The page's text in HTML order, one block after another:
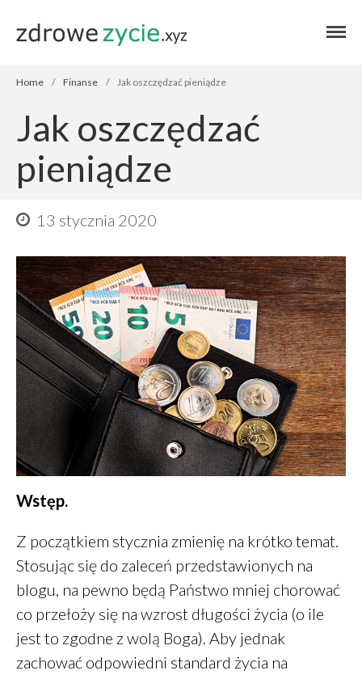
Zdrowie
Przepisy
Finanse
Stosuję
Zdrowe oczy
Placek z ciecierzycy
Śniadanie – wariant 2A
Home / Finanse / Jak oszczędzać pieniądze
Jak oszczędzać
pieniądze
13 stycznia 2020
Wstęp.
Z początkiem stycznia zmienię na krótko temat.
Stosując się do zaleceń przedstawionych na
blogu, na pewno będą Państwo mniej chorować
co przełoży się na wzrost długości życia (o ile
jest to zgodne z wolą Boga). Aby jednak
zachować odpowiedni standard życia na